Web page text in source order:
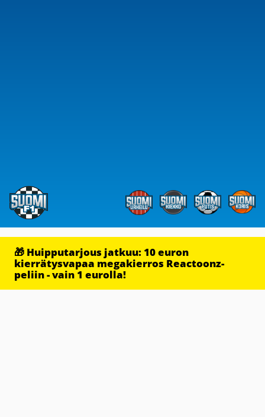
🎁 Huipputarjous jatkuu: 10 euron
kierrätysvapaa megakierros Reactoonz-
peliin - vain 1 eurolla!